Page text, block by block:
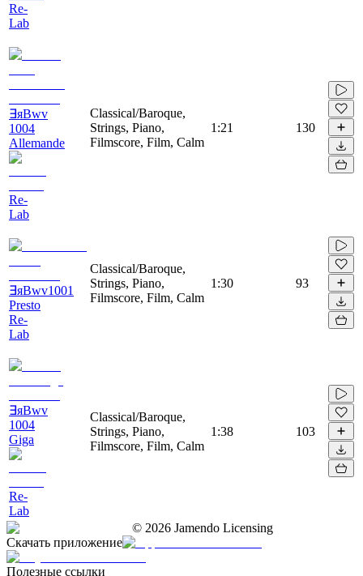
Re-
Lab
∃яBwv
1004
Allemande
Re-
Lab
Classical/Baroque,
Strings, Piano,
Filmscore, Film, Calm
1:21 130
∃яBwv1001
Presto
Re-
Lab
Classical/Baroque,
Strings, Piano,
Filmscore, Film, Calm
1:30 93
∃яBwv
1004
Giga
Re-
Lab
Classical/Baroque,
Strings, Piano,
Filmscore, Film, Calm
1:38 103
© 2026 Jamendo Licensing
Скачать приложение
Полезные ссылки